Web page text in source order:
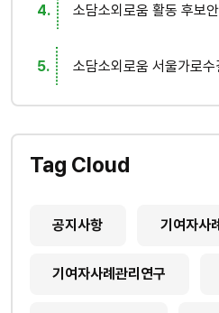
소담소외로움 활동 후보안
소담소외로움 서울가로
Tag Cloud
공지사항 기여자사
기여자사례관리연구